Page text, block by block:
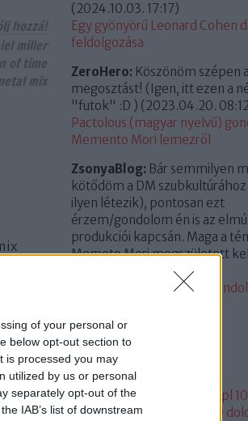
of your personal or
below opt-out section to
is processed you may
utilized by us or personal
separately opt-out of the
IAB’s list of downstream
hozzá!
miller
of time
mix
(NEW
(2024.10.03. 17:17)
Egy gyönyörű Leonard Cohen
feldolgozása
ZeroHero: Köszönöm szépen a
megosztást! (Igen, itt ezen a
"futok" :D ) (2023.04.20. 08:12
Pactolous (magyar nyelvű)
Memento Mori lemezről
ZsonyaBlog: Bár semmilyen
kötődöm a DM
ilyen létezik), pontosan ezt
érzem/gondolom én is az
produkciói kapcsán. Maga a
Memeto Mori megszületett
2023.04.13. 15:35)
Az eddigi leggyengébb.
Utolsó 20
Címkék
.0051 1+2101 101dm.pl
101hang101 hang
10